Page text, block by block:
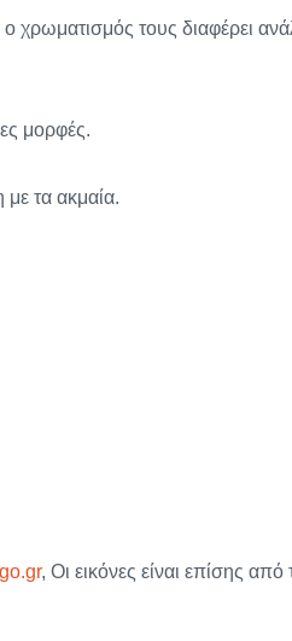
χρωματισμός τους διαφέρει
μορφές.
με τα ακμαία.
, Οι εικόνες είναι επίσης από